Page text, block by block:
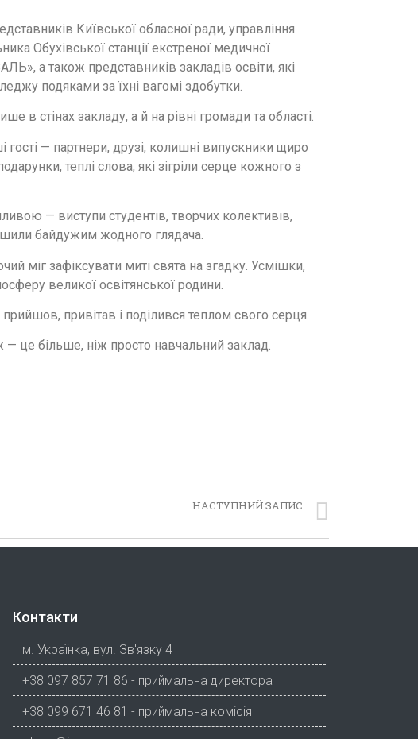
Київської обласної ради, управління
Обухівської станції екстреної медичної
а також представників закладів освіти, які
подяками за їхні вагомі здобутки.
стінах закладу, а й на рівні громади та області.
— партнери, друзі, колишні випускники щиро
теплі слова, які зігріли серце кожного з
— виступи студентів, творчих колективів,
байдужим жодного глядача.
міг зафіксувати миті свята на згадку. Усмішки,
великої освітянської родини.
привітав і поділився теплом свого серця.
це більше, ніж просто навчальний заклад.
НАСТУПНИЙ ЗАПИС
Контакти
м. Українка, вул. Зв'язку 4
+38 097 857 71 86 - приймальна директора
+38 099 671 46 81 - приймальна комісія